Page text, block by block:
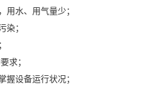
水、用气量少；
；
求；
设备运行状况；